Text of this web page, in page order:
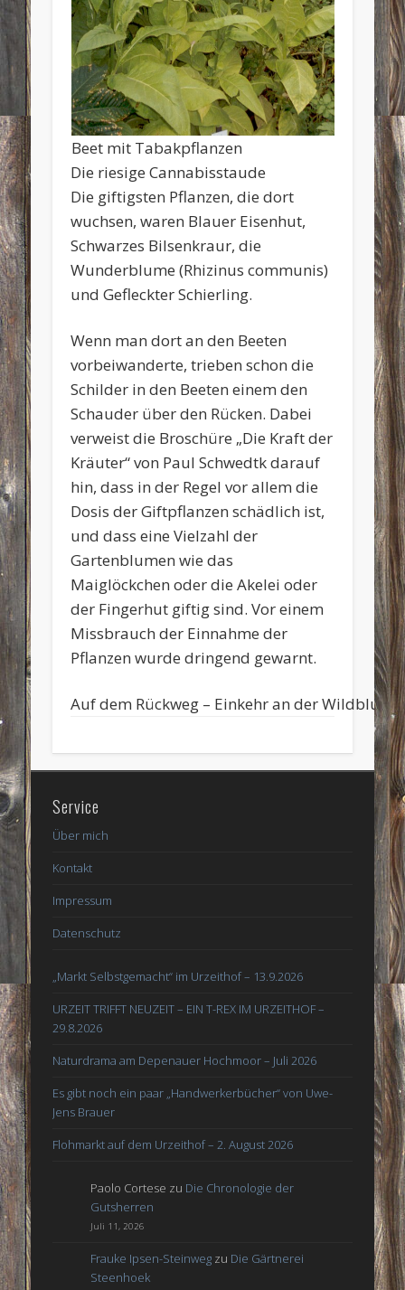
Beet mit Tabakpflanzen
Die riesige Cannabisstaude
Die giftigsten Pflanzen, die dort
wuchsen, waren Blauer Eisenhut,
Schwarzes Bilsenkraur, die
Wunderblume (Rhizinus communis)
und Gefleckter Schierling.
Wenn man dort an den Beeten
vorbeiwanderte, trieben schon die
Schilder in den Beeten einem den
Schauder über den Rücken. Dabei
verweist die Broschüre „Die Kraft der
Kräuter“ von Paul Schwedtk darauf
hin, dass in der Regel vor allem die
Dosis der Giftpflanzen schädlich ist,
und dass eine Vielzahl der
Gartenblumen wie das
Maiglöckchen oder die Akelei oder
der Fingerhut giftig sind. Vor einem
Missbrauch der Einnahme der
Pflanzen wurde dringend gewarnt.
Auf dem Rückweg – Einkehr an der
Service
Über mich
Kontakt
Impressum
Datenschutz
„Markt Selbstgemacht“ im Urzeithof – 13.9.2026
URZEIT TRIFFT NEUZEIT – EIN T-REX IM URZEITHOF –
29.8.2026
Naturdrama am Depenauer Hochmoor – Juli 2026
Es gibt noch ein paar „Handwerkerbücher“ von Uwe-
Jens Brauer
Flohmarkt auf dem Urzeithof – 2. August 2026
Paolo Cortese zu Die Chronologie der
Gutsherren
Juli 11, 2026
Frauke Ipsen-Steinweg zu Die Gärtnerei
Steenhoek